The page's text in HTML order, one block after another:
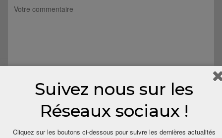
Suivez nous sur les
Réseaux sociaux !
Cliquez sur les boutons ci-dessous pour suivre les dernières actualités